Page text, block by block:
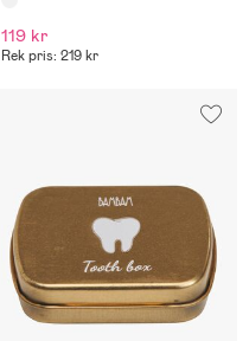
119 kr
Rek pris: 219 kr